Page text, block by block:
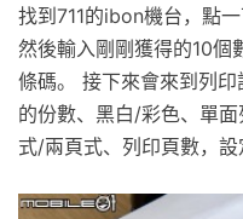
找到711的ibon機台，點
然後輸入剛剛獲得的10個
條碼。 接下來會來到列
的份數、黑白/彩色、單
式/兩頁式、列印頁數，設